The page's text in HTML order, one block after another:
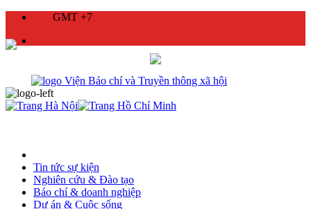
GMT +7
Tin tức sự kiện
Nghiên cứu & Đào tạo
Báo chí & doanh nghiệp
Dự án & Cuộc sống